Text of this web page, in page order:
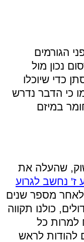
הגורמים
נכון מול
כדי שיוכלו
כי הדבר נדרש
במיזם
שהעלה את
ז' נחשב לגרוע
מספר שנים
כולנו תקווה
כל
להודות לראש